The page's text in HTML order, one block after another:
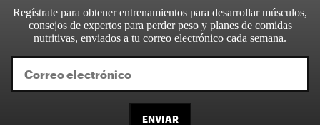
Regístrate para obtener entrenamientos para desarrollar músculos,
consejos de expertos para perder peso y planes de comidas
nutritivas, enviados a tu correo electrónico cada semana.
ENVIAR